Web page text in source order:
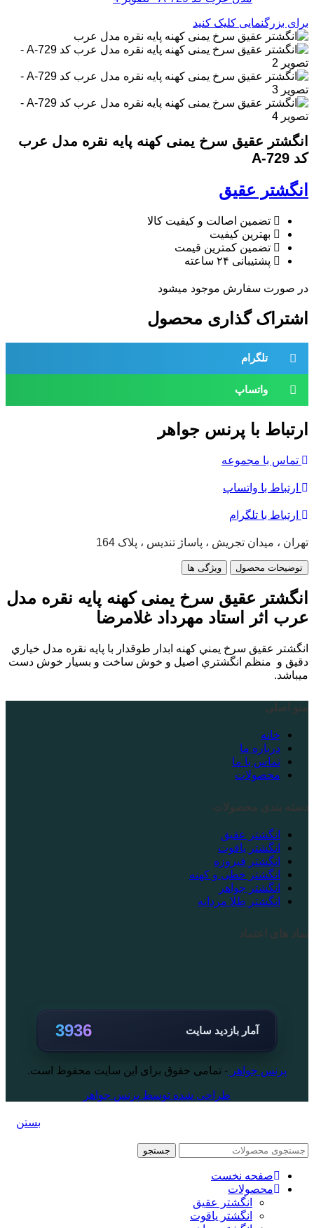
برای بزرگنمایی کلیک کنید
انگشتر عقیق سرخ یمنی کهنه پایه نقره مدل عرب
کد A-729
انگشتر عقیق
تضمین اصالت و کیفیت کالا
بهترین کیفیت
تضمین کمترین قیمت
پشتیبانی ۲۴ ساعته
در صورت سفارش موجود میشود
اشتراک گذاری محصول
تلگرام
واتساپ
ارتباط با پرنس جواهر
تماس با مجموعه
ارتباط با واتساپ
ارتباط با تلگرام
تهران ، میدان تجریش ، پاساژ تندیس ، پلاک 164
توضیحات محصول ویژگی ها
انگشتر عقیق سرخ یمنی کهنه پایه نقره مدل
عرب اثر استاد مهرداد غلامرضا
انگشتر عقيق سرخ يمني كهنه ابدار طوقدار با پايه نقره مدل خياري
دقيق و منظم انگشتري اصيل و خوش ساخت و بسيار خوش دست
ميباشد.
منو اصلی
خانه
درباره ما
تماس با ما
محصولات
دسته بندی محصولات
انگشتر عقیق
انگشتر یاقوت
انگشتر فیروزه
انگشتر خطی و کهنه
انگشتر جواهر
انگشتر طلا مردانه
نماد های اعتماد
آمار بازدید سایت 3936
پرنس جواهر - تمامی حقوق برای این سایت محفوظ است.
طراحی شده توسط پرنس جواهر
بستن
جستجو
صفحه نخست
محصولات
انگشتر عقیق
انگشتر یاقوت